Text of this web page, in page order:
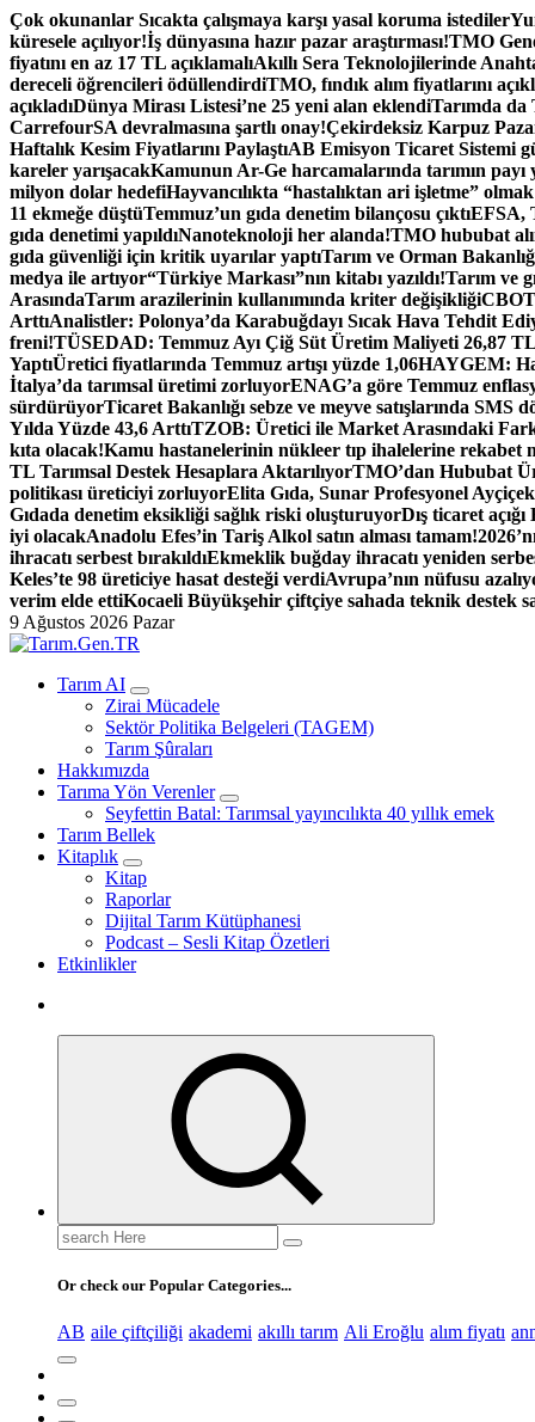
İçeriğe
atla
Çok okunanlar Sıcakta çalışmaya karşı yasal koruma istediler
küresele açılıyor!İş dünyasına hazır pazar araştırması!TMO
fiyatını en az 17 TL açıklamalıAkıllı Sera Teknolojilerinde
dereceli öğrencileri ödüllendirdiTMO, fındık alım fiyatlarını
açıkladıDünya Mirası Listesi’ne 25 yeni alan eklendiTarımda da
CarrefourSA devralmasına şartlı onay!Çekirdeksiz Karpuz
Haftalık Kesim Fiyatlarını PaylaştıAB Emisyon Ticaret Sistemi
kareler yarışacakKamunun Ar-Ge harcamalarında tarımın payı
milyon dolar hedefiHayvancılıkta “hastalıktan ari işletme” olmak
11 ekmeğe düştüTemmuz’un gıda denetim bilançosu çıktıEFSA,
gıda denetimi yapıldıNanoteknoloji her alanda!TMO hububat
gıda güvenliği için kritik uyarılar yaptıTarım ve Orman
medya ile artıyor“Türkiye Markası”nın kitabı yazıldı!Tarım ve
ArasındaTarım arazilerinin kullanımında kriter değişikliği
ArttıAnalistler: Polonya’da Karabuğdayı Sıcak Hava Tehdit
freni!TÜSEDAD: Temmuz Ayı Çiğ Süt Üretim Maliyeti 26,87
YaptıÜretici fiyatlarında Temmuz artışı yüzde 1,06HAYGEM:
İtalya’da tarımsal üretimi zorluyorENAG’a göre Temmuz
sürdürüyorTicaret Bakanlığı sebze ve meyve satışlarında SMS
Yılda Yüzde 43,6 ArttıTZOB: Üretici ile Market Arasındaki Fark
kıta olacak!Kamu hastanelerinin nükleer tıp ihalelerine rekabet
TL Tarımsal Destek Hesaplara AktarılıyorTMO’dan Hububat
politikası üreticiyi zorluyorElita Gıda, Sunar Profesyonel Ayçiçek
Gıdada denetim eksikliği sağlık riski oluşturuyorDış ticaret
iyi olacakAnadolu Efes’in Tariş Alkol satın alması tamam!
ihracatı serbest bırakıldıEkmeklik buğday ihracatı yeniden
Keles’te 98 üreticiye hasat desteği verdiAvrupa’nın nüfusu
verim elde ettiKocaeli Büyükşehir çiftçiye sahada teknik destek
9 Ağustos 2026 Pazar
Türk Tarımının İnternetteki Adresi
Tarım AI
Zirai Mücadele
Sektör Politika Belgeleri (TAGEM)
Tarım Şûraları
Hakkımızda
Tarıma Yön Verenler
Seyfettin Batal: Tarımsal yayıncılıkta 40 yıllık emek
Tarım Bellek
Kitaplık
Kitap
Raporlar
Dijital Tarım Kütüphanesi
Podcast – Sesli Kitap Özetleri
Etkinlikler
Search
for:
Or check our Popular Categories...
AB aile çiftçiliği akademi akıllı tarım Ali Eroğlu alım fiyatı